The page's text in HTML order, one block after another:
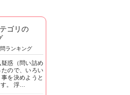
ゴリの
ランキング
惑（問い詰め
ので、いろい
を決めようと
す。 浮…